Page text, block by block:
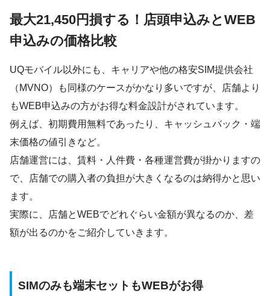
最大21,450円損する！店頭申込みとWEB
申込みの価格比較
UQモバイル以外にも、キャリアや他の格安SIM提供会社
（MVNO）も同様のケースがかなり多いですが、店舗より
もWEB申込みの方がお得な料金設計がされています。
例えば、初期費用無料であったり、キャッシュバック・端
末価格の値引きなど。
店舗運営には、賃料・人件費・各種運営費が掛かりますの
で、店舗での購入者の負担が大きくなるのは納得かと思い
ます。
実際に、店舗とWEBでどれぐらい金額が異なるのか、差
額が出るのかをご紹介していきます。
SIMのみも端末セットもWEBがお得